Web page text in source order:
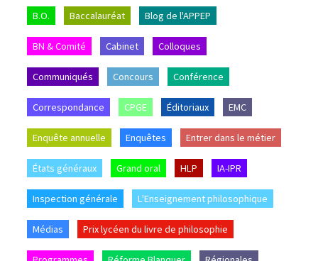
B.O. Baccalauréat Blog de l'APPEP
BN & Comité Cabinet Colloques
Communiqués Concours Conférence
Correspondance CPGE Éditoriaux EMC
Enquête annuelle Enquêtes Entrer dans le métier
États généraux Grand oral HLP IA-IPR
Inspection générale L'Enseignement philosophique
Médias Prix lycéen du livre de philosophie